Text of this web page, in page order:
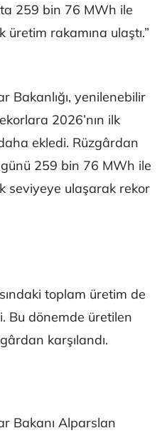
259 bin 76 MWh ile
rakamına ulaştı.”
Bakanlığı, yenilenebilir
2026’nın ilk
ekledi. Rüzgârdan
259 bin 76 MWh ile
seviyeye ulaşarak rekor
toplam üretim de
Bu dönemde üretilen
karşılandı.
Bakanı Alparslan